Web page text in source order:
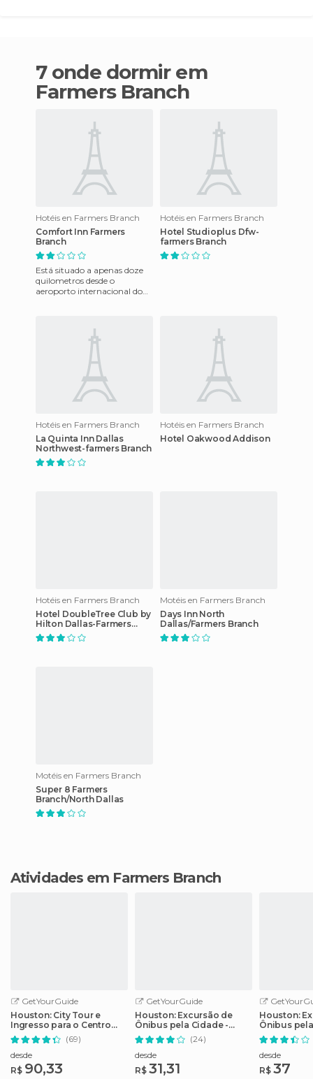
7 onde dormir em
Farmers Branch
Hotéis en Farmers Branch
Comfort Inn Farmers
Branch
Está situado a apenas doze
quilometros desde o
aeroporto internacional do
Hotéis en Farmers Branch
Hotel Studioplus Dfw-
farmers Branch
Hotéis en Farmers Branch
La Quinta Inn Dallas
Northwest-farmers Branch
Hotéis en Farmers Branch
Hotel Oakwood Addison
Hotéis en Farmers Branch
Hotel DoubleTree Club by
Hilton Dallas-Farmers
Branch
Motéis en Farmers Branch
Days Inn North
Dallas/Farmers Branch
Motéis en Farmers Branch
Super 8 Farmers
Branch/North Dallas
Atividades em Farmers Branch
GetYourGuide
Houston: City Tour e
Ingresso para o Centro
Espacial da NASA
(69)
desde
R$ 90,33
GetYourGuide
Houston: Excursão de
Ônibus pela Cidade -
Bilhete de 2 Dias
(24)
desde
R$ 31,31
Houston:
Ônibus
desde
R$ 37